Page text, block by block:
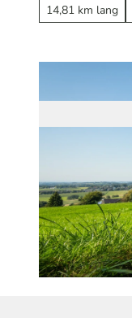
14,81 km lang